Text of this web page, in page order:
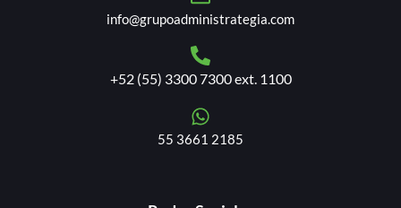
info@grupoadministrategia.com
+52 (55) 3300 7300 ext. 1100
55 3661 2185